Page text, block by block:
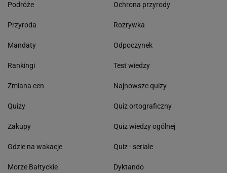
Podróże
Przyroda
Mandaty
Rankingi
Zmiana cen
Quizy
Zakupy
Gdzie na wakacje
Morze Bałtyckie
Ochrona przyrody
Rozrywka
Odpoczynek
Test wiedzy
Najnowsze quizy
Quiz ortograficzny
Quiz wiedzy ogólnej
Quiz - seriale
Dyktando